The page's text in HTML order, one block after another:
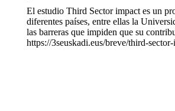
El estudio Third Sector impact es un
diferentes países, entre ellas la
las barreras que impiden que su
https://3seuskadi.eus/breve/third-